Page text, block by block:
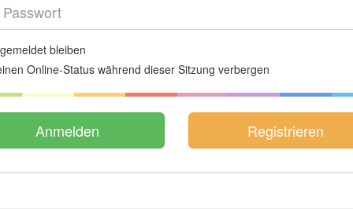
bleiben
Online-Status während dieser Sitzung verbergen
Registrieren